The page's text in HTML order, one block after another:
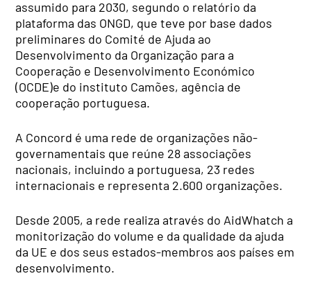
assumido para 2030, segundo o relatório da
plataforma das ONGD, que teve por base dados
preliminares do Comité de Ajuda ao
Desenvolvimento da Organização para a
Cooperação e Desenvolvimento Económico
(OCDE)e do instituto Camões, agência de
cooperação portuguesa.
A Concord é uma rede de organizações não-
governamentais que reúne 28 associações
nacionais, incluindo a portuguesa, 23 redes
internacionais e representa 2.600 organizações.
Desde 2005, a rede realiza através do AidWhatch a
monitorização do volume e da qualidade da ajuda
da UE e dos seus estados-membros aos países em
desenvolvimento.